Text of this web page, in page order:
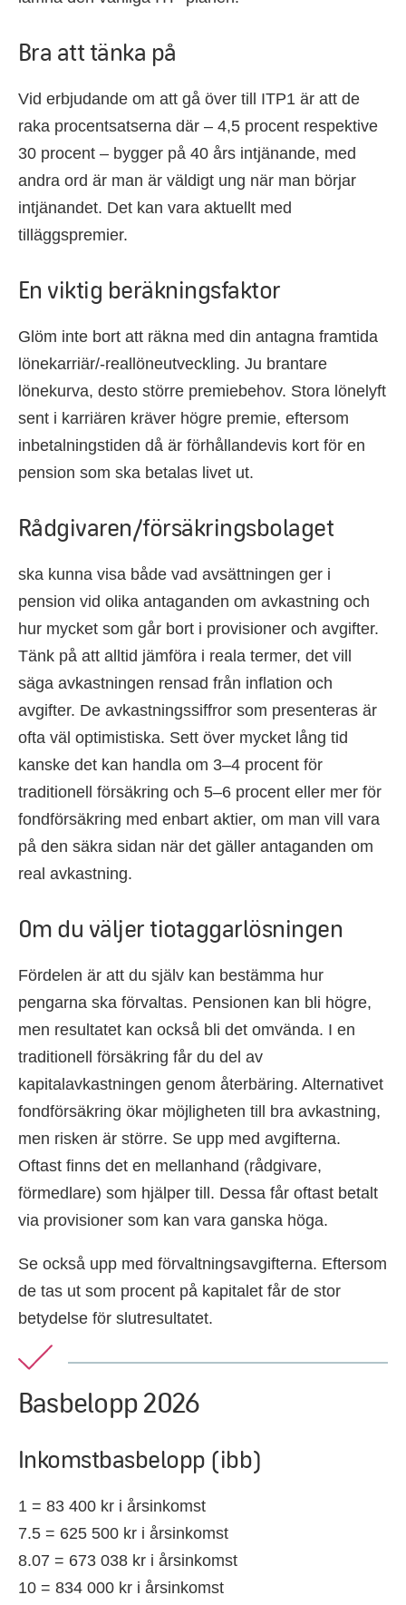
Bra att tänka på
Vid erbjudande om att gå över till ITP1 är att de
raka procentsatserna där – 4,5 procent respektive
30 procent – bygger på 40 års intjänande, med
andra ord är man är väldigt ung när man börjar
intjänandet. Det kan vara aktuellt med
tilläggspremier.
En viktig beräkningsfaktor
Glöm inte bort att räkna med din antagna framtida
lönekarriär/-reallöneutveckling. Ju brantare
lönekurva, desto större premiebehov. Stora lönelyft
sent i karriären kräver högre premie, eftersom
inbetalningstiden då är förhållandevis kort för en
pension som ska betalas livet ut.
Rådgivaren/försäkringsbolaget
ska kunna visa både vad avsättningen ger i
pension vid olika antaganden om avkastning och
hur mycket som går bort i provisioner och avgifter.
Tänk på att alltid jämföra i reala termer, det vill
säga avkastningen rensad från inflation och
avgifter. De avkastningssiffror som presenteras är
ofta väl optimistiska. Sett över mycket lång tid
kanske det kan handla om 3–4 procent för
traditionell försäkring och 5–6 procent eller mer för
fondförsäkring med enbart aktier, om man vill vara
på den säkra sidan när det gäller antaganden om
real avkastning.
Om du väljer tiotaggarlösningen
Fördelen är att du själv kan bestämma hur
pengarna ska förvaltas. Pensionen kan bli högre,
men resultatet kan också bli det omvända. I en
traditionell försäkring får du del av
kapitalavkastningen genom återbäring. Alternativet
fondförsäkring ökar möjligheten till bra avkastning,
men risken är större. Se upp med avgifterna.
Oftast finns det en mellanhand (rådgivare,
förmedlare) som hjälper till. Dessa får oftast betalt
via provisioner som kan vara ganska höga.
Se också upp med förvaltningsavgifterna. Eftersom
de tas ut som procent på kapitalet får de stor
betydelse för slutresultatet.
Basbelopp 2026
Inkomstbasbelopp (ibb)
1 = 83 400 kr i årsinkomst
7.5 = 625 500 kr i årsinkomst
8.07 = 673 038 kr i årsinkomst
10 = 834 000 kr i årsinkomst